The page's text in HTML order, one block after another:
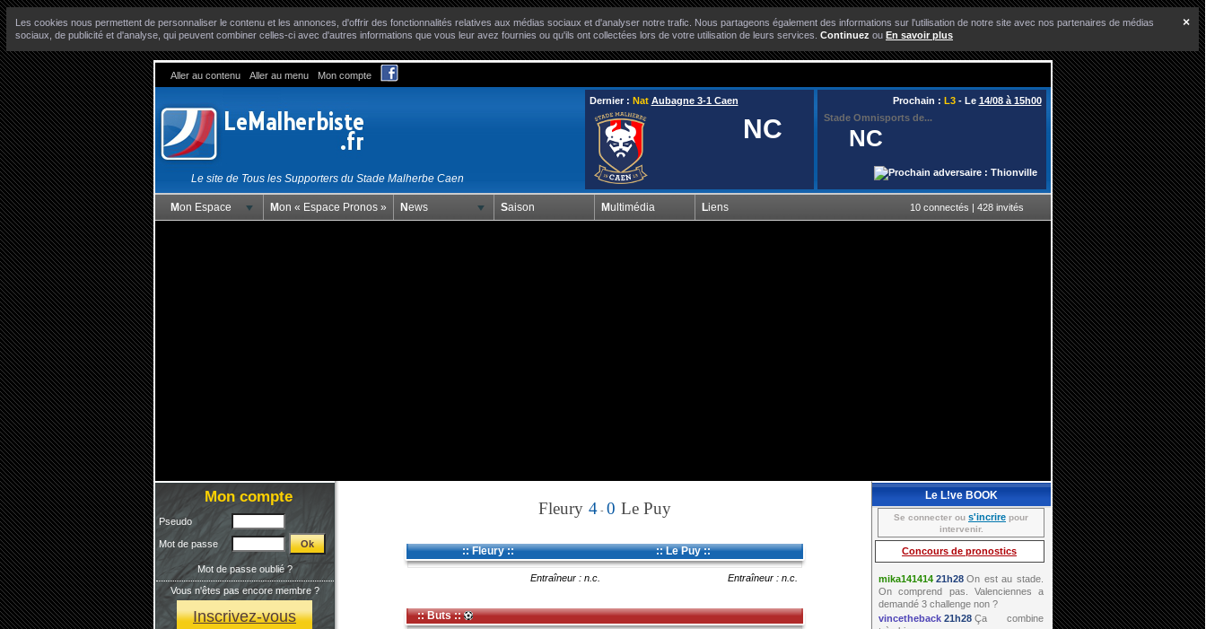
×
Les cookies nous permettent de personnaliser le contenu et les annonces, d'offrir des fonctionnalités relatives aux médias sociaux et d'analyser notre trafic. Nous partageons également des informations sur l'utilisation de notre site avec nos partenaires de médias
sociaux, de publicité et d'analyse, qui peuvent combiner celles-ci avec d'autres informations que vous leur avez fournies ou qu'ils ont collectées lors de votre utilisation de leurs services. Continuez ou En savoir plus
Aller au contenu Aller au menu Mon compte
Le site de Tous les Supporters du Stade Malherbe Caen
Dernier : Nat Aubagne 3-1 Caen
NC
Prochain : L3- Le 14/08 à 15h00
Stade Omnisports de...
NC
Mon Espace Mon « Espace Pronos » News Saison Multimédia Liens 10 connectés | 428 invités
Mon compte
Pseudo
Mot de passe
Mot de passe oublié ?
Vous n'êtes pas encore membre ?
Inscrivez-vous
Fleury 4 - 0 Le Puy
:: Fleury :: :: Le Puy ::
Entraîneur : n.c. Entraîneur : n.c.
:: Buts ::
Le L!ve BOOK
Se connecter ou s'incrire pour
intervenir.
Concours de pronostics